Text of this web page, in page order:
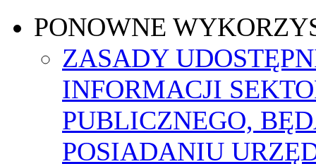
PONOWNE
ZASADY
INFORMACJI
PUBLICZNEGO,
POSIADANIU